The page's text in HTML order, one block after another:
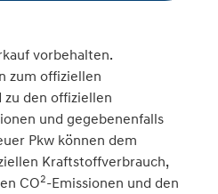
vorbehalten.
zum offiziellen
den offiziellen
und gegebenenfalls
Pkw können dem
Kraftstoffverbrauch,
CO2-Emissionen und den